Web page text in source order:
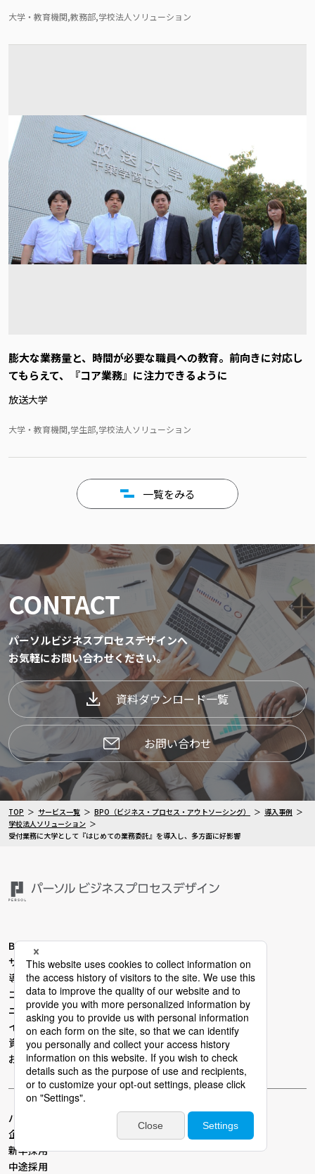
大学・教育機関,教務部,学校法人ソリューション
膨大な業務量と、時間が必要な職員への教育。前向きに対応し
てもらえて、『コア業務』に注力できるように
放送大学
大学・教育機関,学生部,学校法人ソリューション
一覧をみる
CONTACT
パーソルビジネスプロセスデザインへ
お気軽にお問い合わせください。
資料ダウンロード一覧
お問い合わせ
TOP サービス一覧 BPO（ビジネス・プロセス・アウトソーシング）
導入事例
学校法人ソリューション
受付業務に大学として『はじめての業務委託』を導入し、多方面に好影響
BPO TOP
サービス
導入事例
コラム
ニュース
イベント・セミナー
資料ダウンロード
お問い合わせ
パーソルビジネスプロセスデザインTOP
企業情報
新卒採用
中途採用